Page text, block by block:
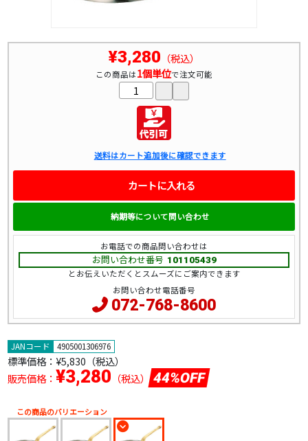
JANコード 4905001306976
標準価格： ¥5,830（税込）
販売価格： ¥3,280 （税込） 44%OFF
この商品のバリエーション
¥3,280 （税込）
この商品は1個単位で注文可能
送料はカート追加後に確認できます
カートに入れる
納期等について問い合わせ
お電話での商品問い合わせは
お問い合わせ番号 101105439
とお伝えいただくとスムーズにご案内できます
お問い合わせ電話番号
072-768-8600